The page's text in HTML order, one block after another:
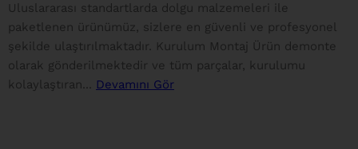
Uluslararası standartlarda dolgu malzemeleri ile
paketlenen ürünümüz, sizlere en güvenli ve profesyonel
şekilde ulaştırılmaktadır. Kurulum Montaj Ürün demonte
olarak gönderilmektedir ve tüm parçalar, kurulumu
kolaylaştıran... Devamını Gör